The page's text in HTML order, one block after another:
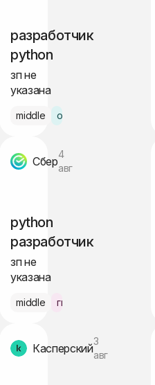
разработчик
python
зп не
указана
middle офис Москва
Сбер
4
авг
python
разработчик
зп не
указана
middle гибрид Москва
Касперский
3
авг